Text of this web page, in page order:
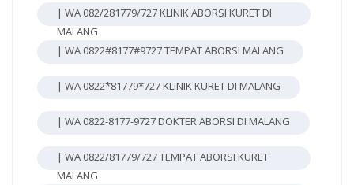
| WA 082/281779/727 KLINIK ABORSI KURET DI
MALANG
| WA 0822#8177#9727 TEMPAT ABORSI MALANG
| WA 0822*81779*727 KLINIK KURET DI MALANG
| WA 0822-8177-9727 DOKTER ABORSI DI MALANG
| WA 0822/81779/727 TEMPAT ABORSI KURET
MALANG